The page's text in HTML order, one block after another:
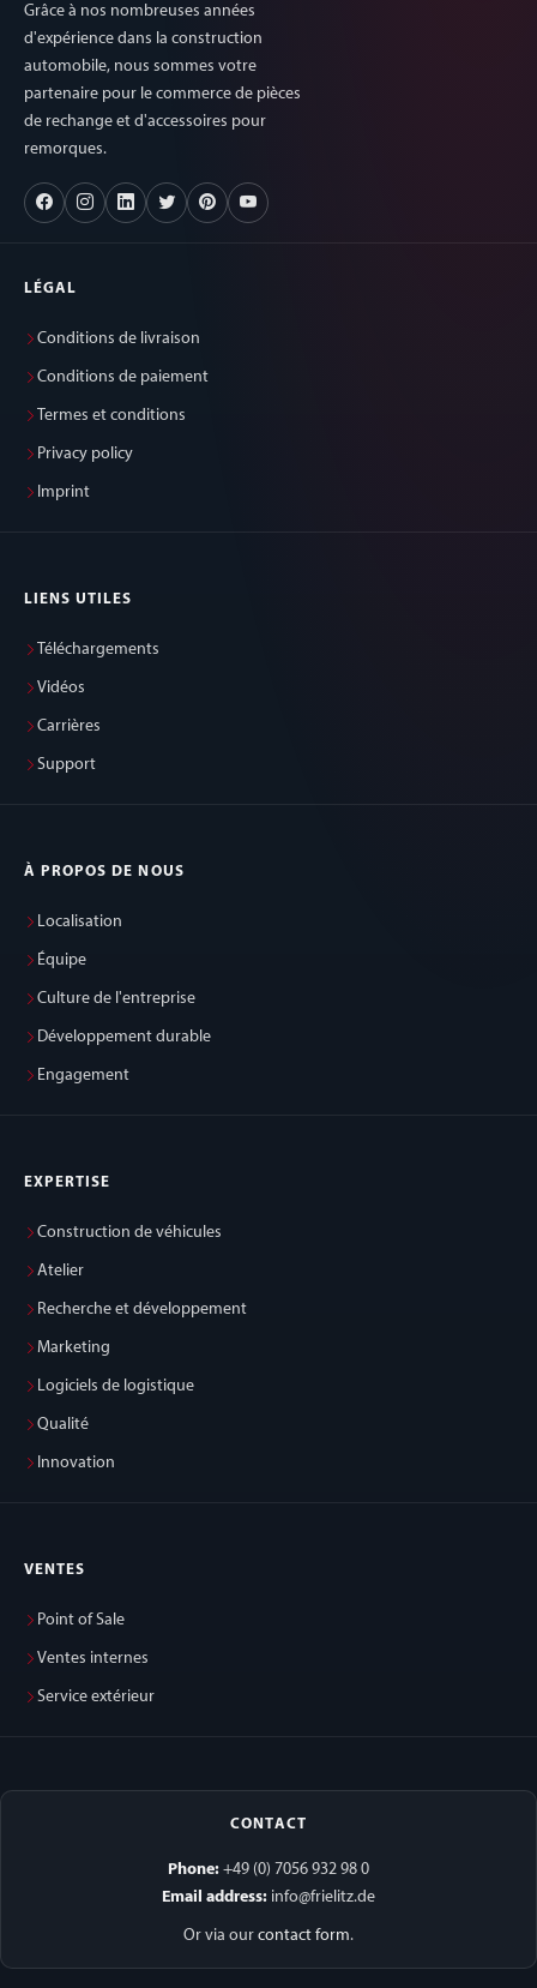
Grâce à nos nombreuses années
d'expérience dans la construction
automobile, nous sommes votre
partenaire pour le commerce de pièces
de rechange et d'accessoires pour
remorques.
LÉGAL
Conditions de livraison
Conditions de paiement
Termes et conditions
Privacy policy
Imprint
LIENS UTILES
Téléchargements
Vidéos
Carrières
Support
À PROPOS DE NOUS
Localisation
Équipe
Culture de l'entreprise
Développement durable
Engagement
EXPERTISE
Construction de véhicules
Atelier
Recherche et développement
Marketing
Logiciels de logistique
Qualité
Innovation
VENTES
Point of Sale
Ventes internes
Service extérieur
CONTACT
Phone: +49 (0) 7056 932 98 0
Email address: info@frielitz.de
Or via our contact form.